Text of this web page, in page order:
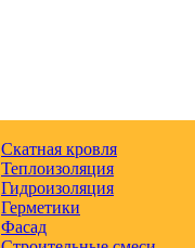
Скатная кровля
Теплоизоляция
Гидроизоляция
Герметики
Фасад